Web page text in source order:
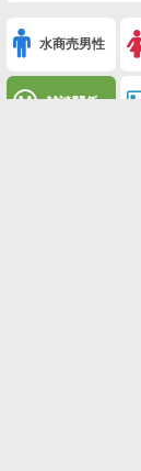
水商売男性
雑談関係